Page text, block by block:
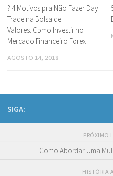
? 4 Motivos pra Não Fazer Day
Trade na Bolsa de
Valores..Como Investir no
Mercado Financeiro Forex
AGOSTO 14, 2018
SIGA:
PRÓXIMO
Como Abordar Uma
HISTÓRIA